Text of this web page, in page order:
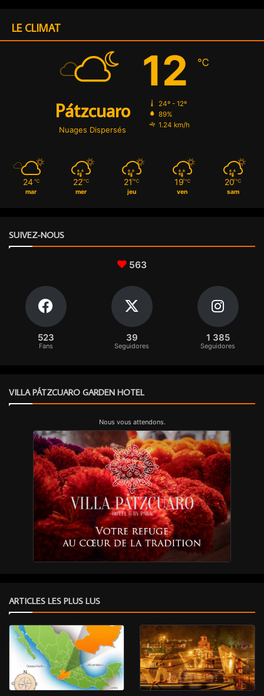
LE CLIMAT
Pátzcuaro
Nuages Dispersés
12 ℃
24º - 12º
89%
1.24 km/h
24 ℃
mar
22 ℃
mer
21 ℃
jeu
19 ℃
ven
20 ℃
sam
SUIVEZ-NOUS
563
523
Fans
39
Seguidores
1 385
Seguidores
VILLA PÁTZCUARO GARDEN HOTEL
Nous vous attendons.
ARTICLES LES PLUS LUS